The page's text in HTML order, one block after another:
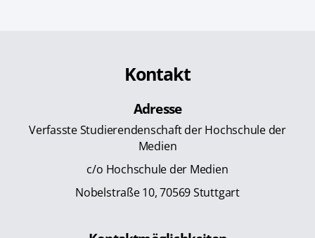
Kontakt
Adresse
Verfasste Studierendenschaft der Hochschule der
Medien
c/o Hochschule der Medien
Nobelstraße 10, 70569 Stuttgart